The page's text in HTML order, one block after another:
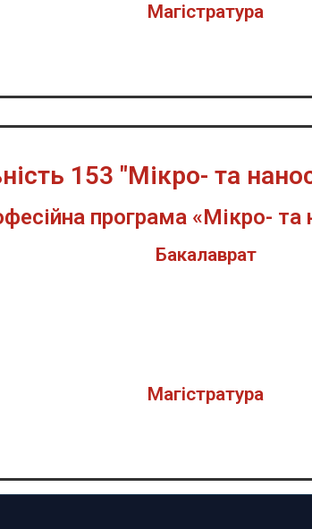
Магістратура
153 "Мікро- та
програма «Мікро- та
Бакалаврат
Магістратура